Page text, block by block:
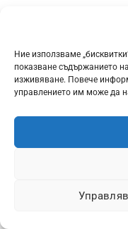
Ние използваме
показване съдържанието
изживяване. Повече
управлението им може да
Информация
Всички